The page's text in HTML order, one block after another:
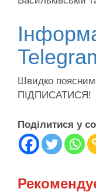
Швидко
ПІДПИСАТИСЯ!
Поділитися у